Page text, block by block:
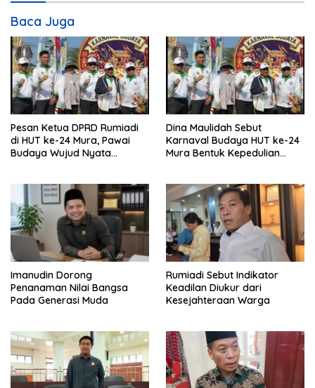
Baca Juga
Pesan Ketua DPRD Rumiadi
di HUT ke-24 Mura, Pawai
Budaya Wujud Nyata
Dina Maulidah Sebut
Karnaval Budaya HUT ke-24
Mura Bentuk Kepedulian
Imanudin Dorong
Penanaman Nilai Bangsa
Pada Generasi Muda
Rumiadi Sebut Indikator
Keadilan Diukur dari
Kesejahteraan Warga